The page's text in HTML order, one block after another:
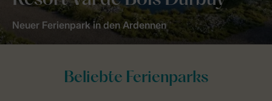
Neuer Ferienpark in den Ardennen